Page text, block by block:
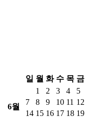
6월
일 월 화 수 목 금
1
2 3 4 5
7
8 9 10 11 12
14 15 16 17 18 19